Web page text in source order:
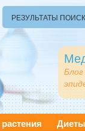
РЕЗУЛЬТАТЫ
Диеты